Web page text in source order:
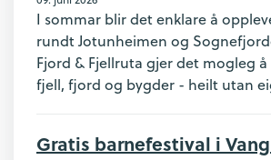
I sommar blir det enklare å
rundt Jotunheimen og
Fjord & Fjellruta gjer det mogleg
fjell, fjord og bygder - heilt utan
Gratis barnefestival i